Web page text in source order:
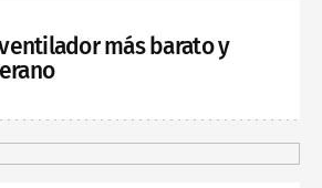
más barato y